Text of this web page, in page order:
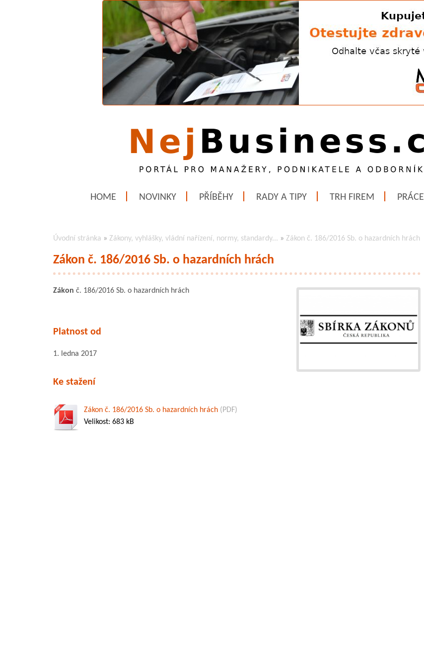
HOME NOVINKY PŘÍBĚHY RADY A TIPY TRH FIREM PRÁCE
Úvodní stránka » Zákony, vyhlášky, vládní nařízení, normy, standardy... » Zákon č. 186/2016 Sb. o hazardních hrách
Zákon č. 186/2016 Sb. o hazardních hrách
Zákon č. 186/2016 Sb. o hazardních hrách
Platnost od
1. ledna 2017
Ke stažení
Zákon č. 186/2016 Sb. o hazardních hrách (PDF)
Velikost: 683 kB